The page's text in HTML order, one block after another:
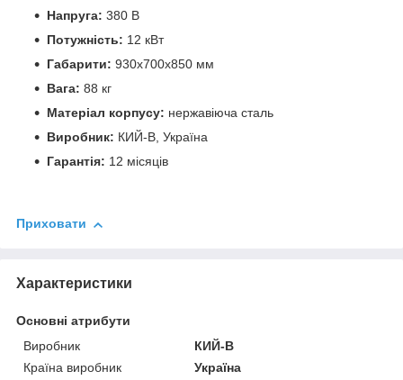
Напруга: 380 В
Потужність: 12 кВт
Габарити: 930х700х850 мм
Вага: 88 кг
Матеріал корпусу: нержавіюча сталь
Виробник: КИЙ-В, Україна
Гарантія: 12 місяців
Приховати
Характеристики
Основні атрибути
Виробник
КИЙ-В
Країна виробник
Україна